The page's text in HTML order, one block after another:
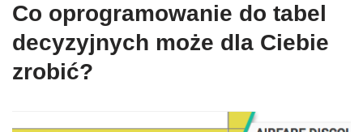
Co oprogramowanie do tabel
decyzyjnych może dla Ciebie
zrobić?